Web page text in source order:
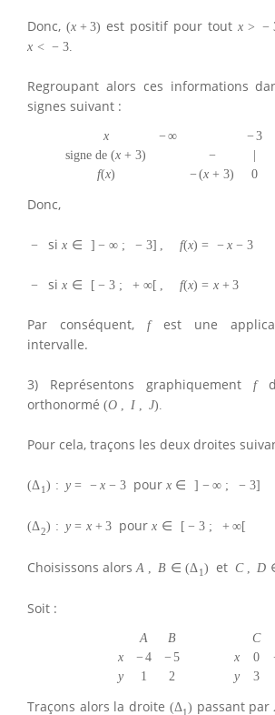
Donc, (x + 3) est positif pour toutx > −
x < − 3.
Regroupant alors ces informations
signes suivant :
x − ∞ − 3
signe de(x + 3) −
f(x) − (x + 3) 0
Donc,
− six ∈ ] − ∞ ; − 3] , f(x) = − x − 3
− six ∈ [ − 3 ; + ∞[ , f(x) = x + 3
Par conséquent, fest une
intervalle.
3) Représentons graphiquement f
orthonormé (O , I , J).
Pour cela, traçons les deux droites
(Δ1) : y = − x − 3 pour x ∈ ] − ∞ ; − 3]
(Δ2) : y = x + 3 pourx ∈ [ − 3 ; + ∞[
Choisissons alorsA B ∈ (Δ 1) et C D
Soit :
A
B
x
− 4 − 5
y
1 2
C
x
0
y
3
Traçons alors la droite (Δ1) passant par